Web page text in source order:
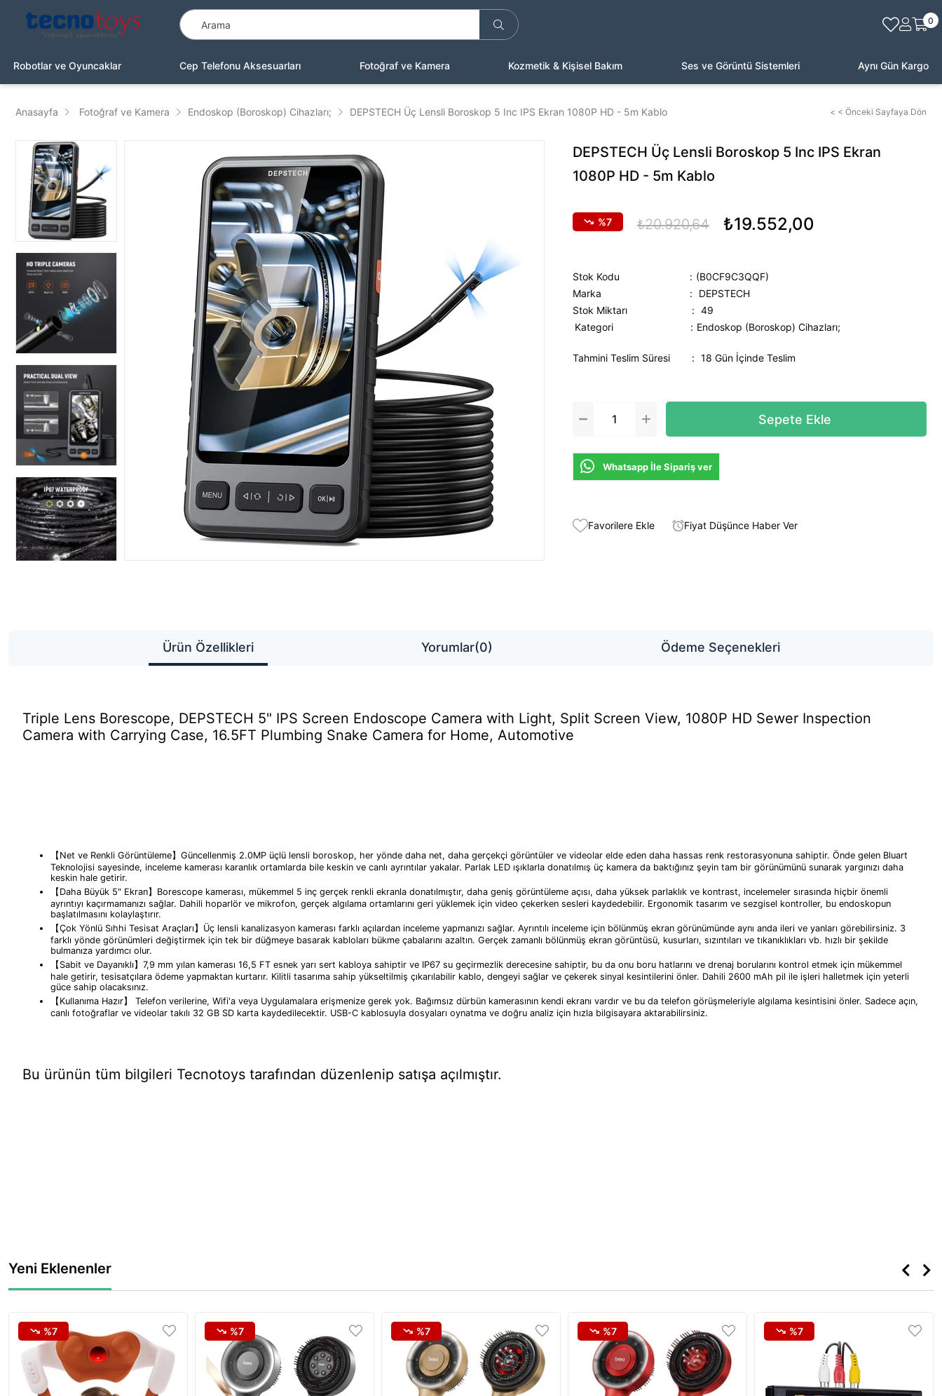
0
Robotlar ve Oyuncaklar Cep Telefonu Aksesuarları Fotoğraf ve Kamera Kozmetik & Kişisel Bakım Ses ve Görüntü Sistemleri Aynı Gün Kargo
Anasayfa Fotoğraf ve Kamera Endoskop (Boroskop) Cihazları; DEPSTECH Üç Lensli Boroskop 5 Inc IPS Ekran 1080P HD - 5m Kablo < < Önceki Sayfaya Dön
DEPSTECH Üç Lensli Boroskop 5 Inc IPS Ekran
1080P HD - 5m Kablo
7 ₺20.920,64 ₺19.552,00
Stok Kodu
(B0CF9C3QQF)
Marka
:
DEPSTECH
Stok Miktarı
: 49
Kategori
Endoskop (Boroskop) Cihazları;
Tahmini Teslim Süresi : 18 Gün İçinde Teslim
Whatsapp İle Sipariş ver
Favorilere Ekle Fiyat Düşünce Haber Ver
Ürün Özellikleri Yorumlar(0) Ödeme Seçenekleri
Triple Lens Borescope, DEPSTECH 5" IPS Screen Endoscope Camera with Light, Split Screen View, 1080P HD Sewer Inspection
Camera with Carrying Case, 16.5FT Plumbing Snake Camera for Home, Automotive
【Net ve Renkli Görüntüleme】Güncellenmiş 2.0MP üçlü lensli boroskop, her yönde daha net, daha gerçekçi görüntüler ve videolar elde eden daha hassas renk restorasyonuna sahiptir. Önde gelen Bluart
Teknolojisi sayesinde, inceleme kamerası karanlık ortamlarda bile keskin ve canlı ayrıntılar yakalar. Parlak LED ışıklarla donatılmış üç kamera da baktığınız şeyin tam bir görünümünü sunarak yargınızı daha
keskin hale getirir.
【Daha Büyük 5" Ekran】Borescope kamerası, mükemmel 5 inç gerçek renkli ekranla donatılmıştır, daha geniş görüntüleme açısı, daha yüksek parlaklık ve kontrast, incelemeler sırasında hiçbir önemli
ayrıntıyı kaçırmamanızı sağlar. Dahili hoparlör ve mikrofon, gerçek algılama ortamlarını geri yüklemek için video çekerken sesleri kaydedebilir. Ergonomik tasarım ve sezgisel kontroller, bu endoskopun
başlatılmasını kolaylaştırır.
【Çok Yönlü Sıhhi Tesisat Araçları】Üç lensli kanalizasyon kamerası farklı açılardan inceleme yapmanızı sağlar. Ayrıntılı inceleme için bölünmüş ekran görünümünde aynı anda ileri ve yanları görebilirsiniz. 3
farklı yönde görünümleri değiştirmek için tek bir düğmeye basarak kabloları bükme çabalarını azaltın. Gerçek zamanlı bölünmüş ekran görüntüsü, kusurları, sızıntıları ve tıkanıklıkları vb. hızlı bir şekilde
bulmanıza yardımcı olur.
【Sabit ve Dayanıklı】7,9 mm yılan kamerası 16,5 FT esnek yarı sert kabloya sahiptir ve IP67 su geçirmezlik derecesine sahiptir, bu da onu boru hatlarını ve drenaj borularını kontrol etmek için mükemmel
hale getirir, tesisatçılara ödeme yapmaktan kurtarır. Kilitli tasarıma sahip yükseltilmiş çıkarılabilir kablo, dengeyi sağlar ve çekerek sinyal kesintilerini önler. Dahili 2600 mAh pil ile işleri halletmek için yeterli
güce sahip olacaksınız.
【Kullanıma Hazır】 Telefon verilerine, Wifi'a veya Uygulamalara erişmenize gerek yok. Bağımsız dürbün kamerasının kendi ekranı vardır ve bu da telefon görüşmeleriyle algılama kesintisini önler. Sadece açın,
canlı fotoğraflar ve videolar takılı 32 GB SD karta kaydedilecektir. USB-C kablosuyla dosyaları oynatma ve doğru analiz için hızla bilgisayara aktarabilirsiniz.
Bu ürünün tüm bilgileri Tecnotoys tarafından düzenlenip satışa açılmıştır.
Yeni Eklenenler
%7 %7 %7 %7 %7